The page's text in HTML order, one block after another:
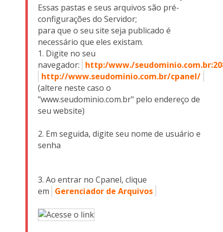
Essas pastas e seus arquivos são pré-
configurações do Servidor;
para que o seu site seja publicado é
necessário que eles existam.
Digite no seu
navegador: http:/www./
http://www.seudominio.com.br/cpanel/
(altere neste caso o
"www.seudominio.com.br" pelo endereço de
seu website)
Em seguida, digite seu nome de usuário e
senha
Ao entrar no Cpanel, clique
em Gerenciador de Arquivos